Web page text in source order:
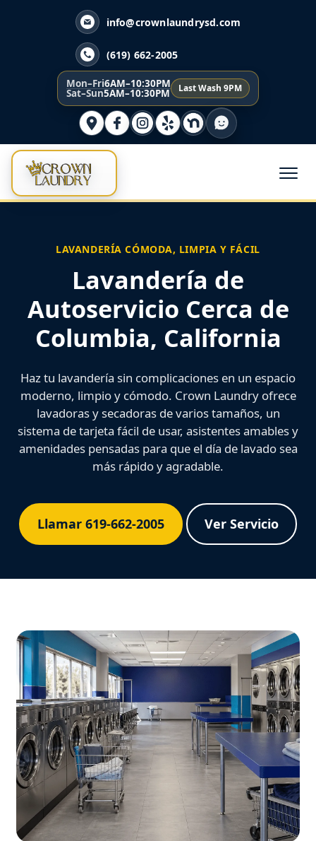
info@crownlaundrysd.com
(619) 662-2005
Mon–Fri6AM–10:30PM
Sat–Sun5AM–10:30PM Last Wash 9PM
LAVANDERÍA CÓMODA, LIMPIA Y FÁCIL
Lavandería de
Autoservicio Cerca de
Columbia, California
Haz tu lavandería sin complicaciones en un espacio
moderno, limpio y cómodo. Crown Laundry ofrece
lavadoras y secadoras de varios tamaños, un
sistema de tarjeta fácil de usar, asistentes amables y
amenidades pensadas para que el día de lavado sea
más rápido y agradable.
Llamar 619-662-2005 Ver Servicio